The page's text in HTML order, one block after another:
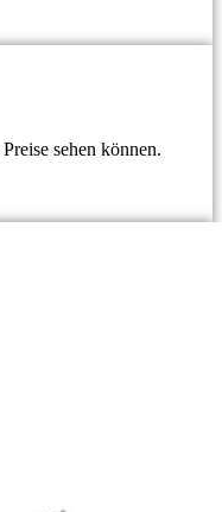
sehen können.